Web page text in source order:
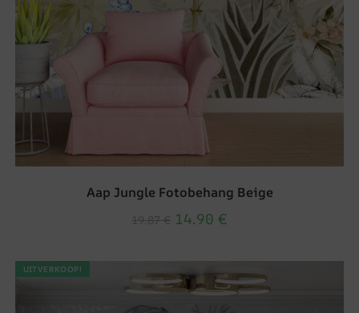
Aap Jungle Fotobehang Beige
14.90 €
UITVERKOOP!